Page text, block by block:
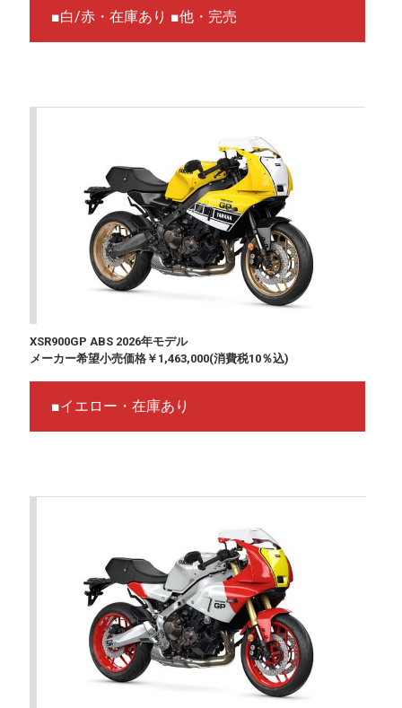
■白/赤・在庫あり ■他・完売
XSR900GP ABS 2026年モデル
メーカー希望小売価格￥1,463,000(消費税10％込)
■イエロー・在庫あり